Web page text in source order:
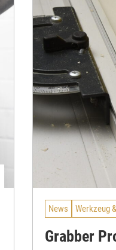
News Werkzeug
Grabber